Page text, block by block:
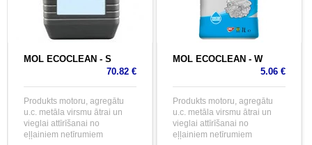
MOL ECOCLEAN - S
70.82 €
Produkts motoru, agregātu
u.c. metāla virsmu ātrai un
vieglai attīrīšanai no
eļļainiem netīrumiem
MOL ECOCLEAN - W
5.06 €
Produkts motoru, agregātu
u.c. metāla virsmu ātrai un
vieglai attīrīšanai no
eļļainiem netīrumiem